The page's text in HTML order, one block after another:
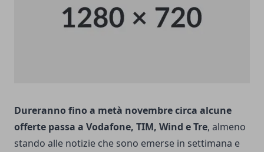
Dureranno fino a metà novembre circa alcune
offerte passa a Vodafone, TIM, Wind e Tre, almeno
stando alle notizie che sono emerse in settimana e